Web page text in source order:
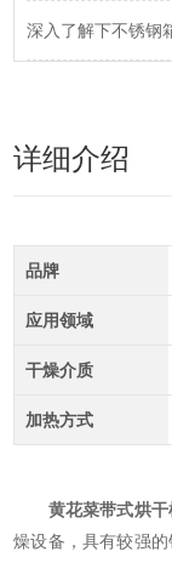
深入了解下不锈钢
详细介绍
品牌
应用领域
干燥介质
加热方式
黄花菜带式烘干
燥设备，具有较强